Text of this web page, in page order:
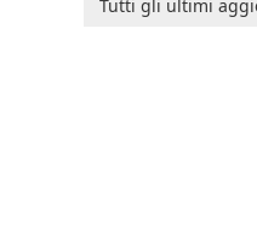
communication between
Tutti gli ultimi